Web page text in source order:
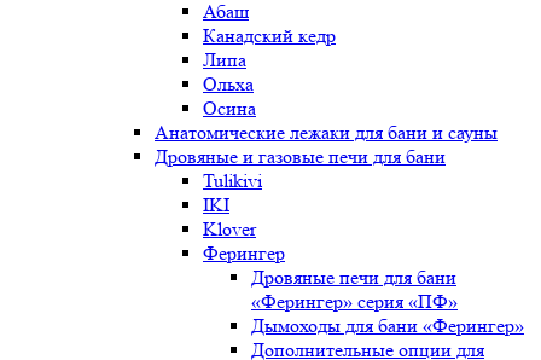
Абаш
Канадский кедр
Липа
Ольха
Осина
Анатомические лежаки для бани и сауны
Дровяные и газовые печи для бани
Tulikivi
IKI
Klover
Ферингер
Дровяные печи для бани
«Ферингер» серия «ПФ»
Дымоходы для бани «Ферингер»
Дополнительные опции для